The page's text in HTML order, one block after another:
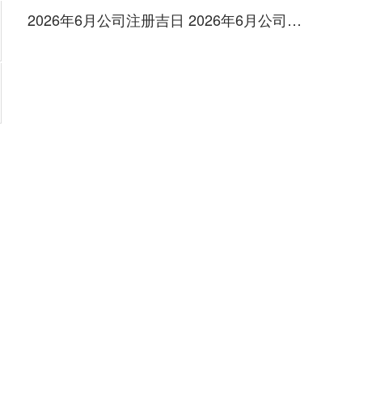
2026年6月公司注册吉日 2026年6月公司挂牌吉日